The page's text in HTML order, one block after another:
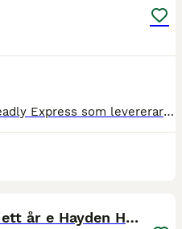
Mycket trevlig hingst efter Readly Express som levererar vinnare i princip varje dag. Modern tjänade själv 3 miljoner. Säljes i andelar via ASAP. 10 andelar 25000kr styck. Alla kontaktuppgifter f
Nyfiken välhanterat sto ett år e Hayden Hanover